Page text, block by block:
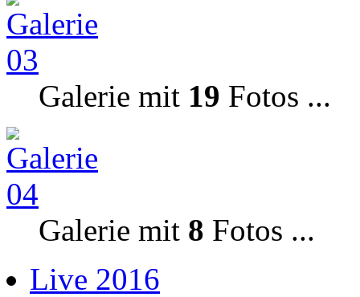
Galerie mit 19 Fotos ...
Galerie mit 8 Fotos ...
Live 2016